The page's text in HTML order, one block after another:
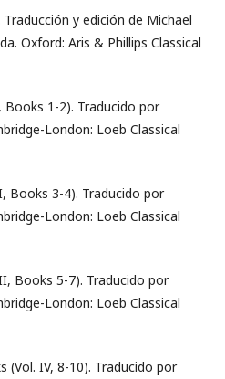
y edición de Michael
Oxford: Aris & Phillips Classical
Books 1-2). Traducido por
London: Loeb Classical
Books 3-4). Traducido por
London: Loeb Classical
Books 5-7). Traducido por
London: Loeb Classical
(Vol. IV, 8-10). Traducido por